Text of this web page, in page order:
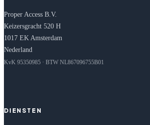
Proper Access B.V.
Keizersgracht 520 H
1017 EK Amsterdam
Nederland
KvK 95350985 · BTW NL867096755B01
DIENSTEN